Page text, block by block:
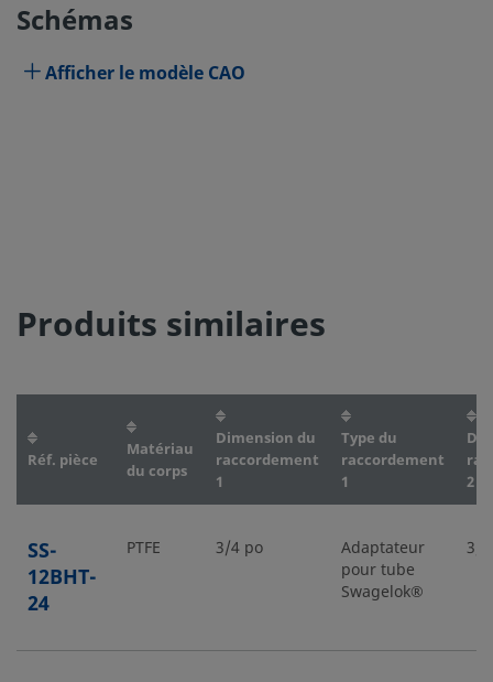
Schémas
Afficher le modèle CAO
Produits similaires
Réf. pièce
Matériau
du corps
Dimension du
raccordement
1
Type du
raccordement
1
2
SS-
12BHT-
24
PTFE 3/4 po
Adaptateur
pour tube
Swagelok®
3/